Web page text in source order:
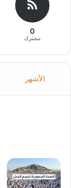
0
مشترك
الأشهر